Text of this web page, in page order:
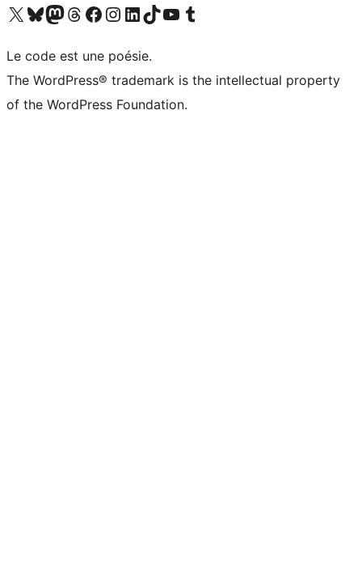
Visitez notre compte X (précédemment Twitter)
Visiter notre compte Bluesky
Visiter notre compte Mastodon
Visiter notre compte Threads
Consulter notre compte Facebook
Consulter notre compte Instagram
Consulter notre compte LinkedIn
Visiter notre compte TokTok
Visiter notre chaîne YouTube
Visiter notre compte Tumblr
Le code est une poésie.
The WordPress® trademark is the intellectual property
of the WordPress Foundation.